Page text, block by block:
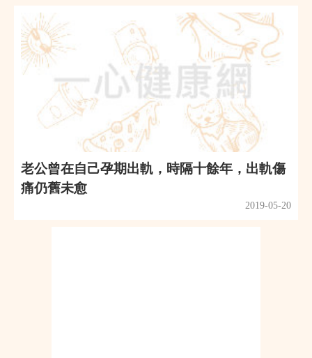
老公曾在自己孕期出軌，時隔十餘年，出軌傷
痛仍舊未愈
2019-05-20